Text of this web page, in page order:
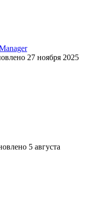
27 ноября 2025
5 августа